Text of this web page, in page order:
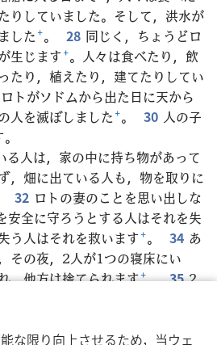
な限り向上させるため，当ウェ
りしていました。そして，洪水が
した+。 28 同じく，ちょうどロ
生じます+。人々は食べたり，飲
たり，植えたり，建てたりしてい
トがソドムから出た日に天から
人を滅ぼしました+。 30 人の子
る人は，家の中に持ち物があって
，畑に出ている人も，物を取りに
32 ロトの妻のことを思い出しな
安全に守ろうとする人はそれを失
う人はそれを救います+。 34 あ
その夜，2人が1つの寝床にい
，他方は捨てられます+。352
回していて，一方は連れていか
。
でですか」。イエスは言った。